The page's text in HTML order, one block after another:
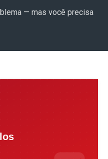
— mas você precisa